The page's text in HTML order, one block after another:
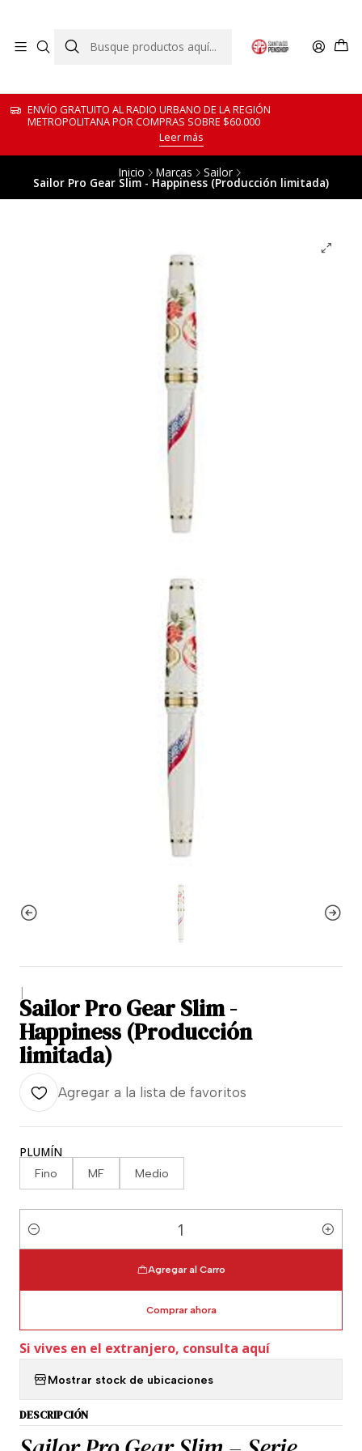
ENVÍO GRATUITO AL RADIO URBANO DE LA REGIÓN
METROPOLITANA POR COMPRAS SOBRE $60.000
Leer más
Inicio Marcas Sailor
Sailor Pro Gear Slim - Happiness (Producción limitada)
|
Sailor Pro Gear Slim -
Happiness (Producción
limitada)
Agregar a la lista de favoritos
PLUMÍN
Fino MF Medio
Cantidad
Agregar al Carro
Comprar ahora
Si vives en el extranjero, consulta aquí
Mostrar stock de ubicaciones
DESCRIPCIÓN